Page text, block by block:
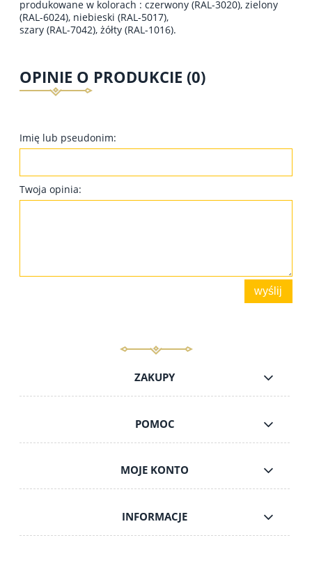
produkowane w kolorach : czerwony (RAL-3020), zielony
(RAL-6024), niebieski (RAL-5017),
szary (RAL-7042), żółty (RAL-1016).
OPINIE O PRODUKCIE (0)
Imię lub pseudonim:
Twoja opinia:
wyślij
ZAKUPY
POMOC
MOJE KONTO
INFORMACJE